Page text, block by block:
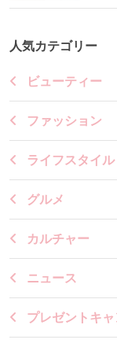
人気カテゴリー
ビューティー
ファッション
ライフスタイル
グルメ
カルチャー
ニュース
プレゼントキ